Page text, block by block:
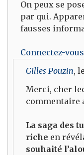
On peux se
par qui.
fausses
Connectez-
Gilles Pouzin, le
Merci, cher
commentaire
La saga des
riche en
souhaité